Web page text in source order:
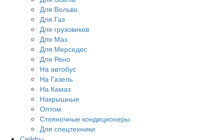
Для Вольво
Для Газ
Для грузовиков
Для Маз
Для Мерседес
Для Рено
На автобус
На Газель
На Камаз
Накрышные
Оптом
Стояночные кондиционеры
Для спецтехники